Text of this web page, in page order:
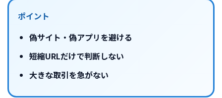
ポイント
偽サイト・偽アプリを避ける
短縮URLだけで判断しない
大きな取引を急がない